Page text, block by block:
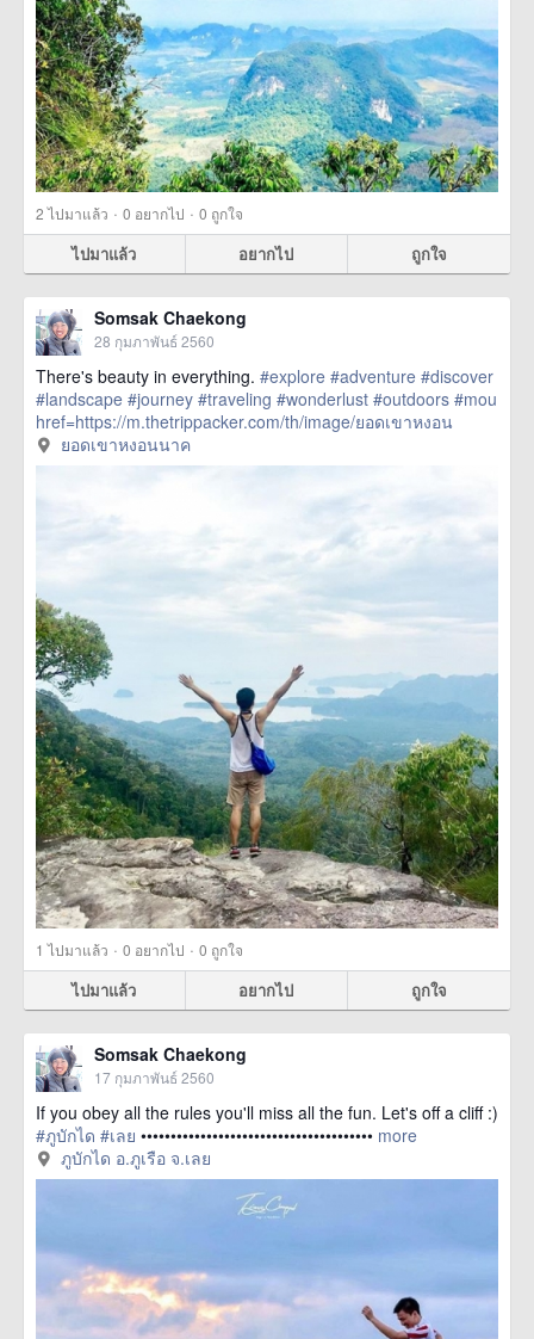
2ไปมาแล้ว · 0 อยากไป · 0 ถูกใจ
ไปมาแล้ว อยากไป ถูกใจ
Somsak Chaekong
28 กุมภาพันธ์ 2560
There's beauty in everything. #explore #adventure #discover
#landscape #journey #traveling #wonderlust #outdoors #mou
href=https://m.thetrippacker.com/th/image/ยอดเขาหงอน
นาค/203846> more
ยอดเขาหงอนนาค
1 ไปมาแล้ว · 0 อยากไป · 0 ถูกใจ
ไปมาแล้ว อยากไป ถูกใจ
Somsak Chaekong
17 กุมภาพันธ์ 2560
If you obey all the rules you'll miss all the fun. Let's off a cliff :)
#ภูบักได #เลย ••••••••••••••••••••••••••••••••••••••• more
ภูบักได อ.ภูเรือ จ.เลย